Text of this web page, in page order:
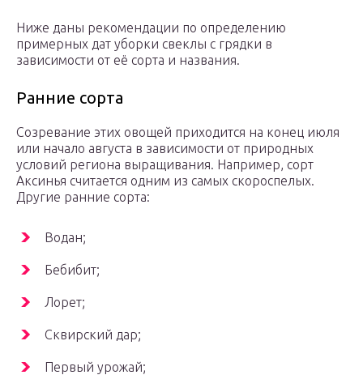
Ниже даны рекомендации по определению
примерных дат уборки свеклы с грядки в
зависимости от её сорта и названия.
Ранние сорта
Созревание этих овощей приходится на конец июля
или начало августа в зависимости от природных
условий региона выращивания. Например, сорт
Аксинья считается одним из самых скороспелых.
Другие ранние сорта:
Водан;
Бебибит;
Лорет;
Сквирский дар;
Первый урожай;